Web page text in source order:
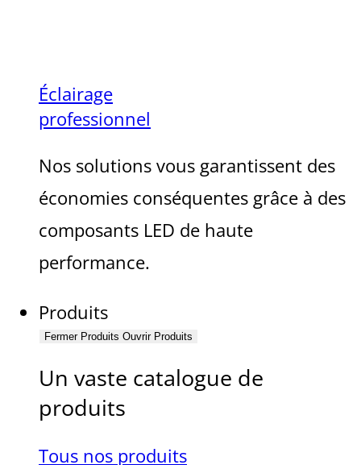
Éclairage
professionnel
Nos solutions vous garantissent des
économies conséquentes grâce à des
composants LED de haute
performance.
Produits
Fermer Produits Ouvrir Produits
Un vaste catalogue de
produits
Tous nos produits